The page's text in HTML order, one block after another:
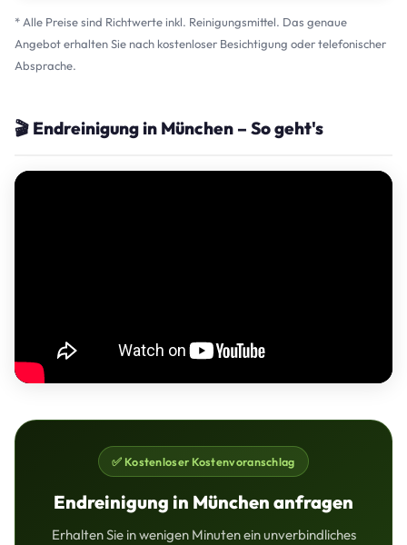
* Alle Preise sind Richtwerte inkl. Reinigungsmittel. Das genaue
Angebot erhalten Sie nach kostenloser Besichtigung oder telefonischer
Absprache.
🎬 Endreinigung in München – So geht's
✅ Kostenloser Kostenvoranschlag
Endreinigung in München anfragen
Erhalten Sie in wenigen Minuten ein unverbindliches